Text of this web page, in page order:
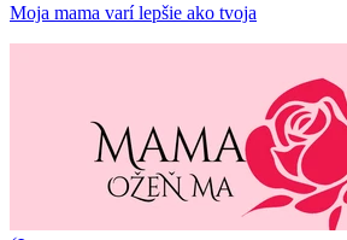
Moja mama varí lepšie ako tvoja